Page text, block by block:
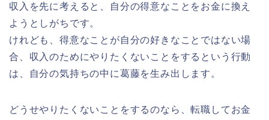
収入を先に考えると、自分の得意なことをお金に換え
ようとしがちです。
けれども、得意なことが自分の好きなことではない場
合、収入のためにやりたくないことをするという行動
は、自分の気持ちの中に葛藤を生み出します。
どうせやりたくないことをするのなら、転職してお金